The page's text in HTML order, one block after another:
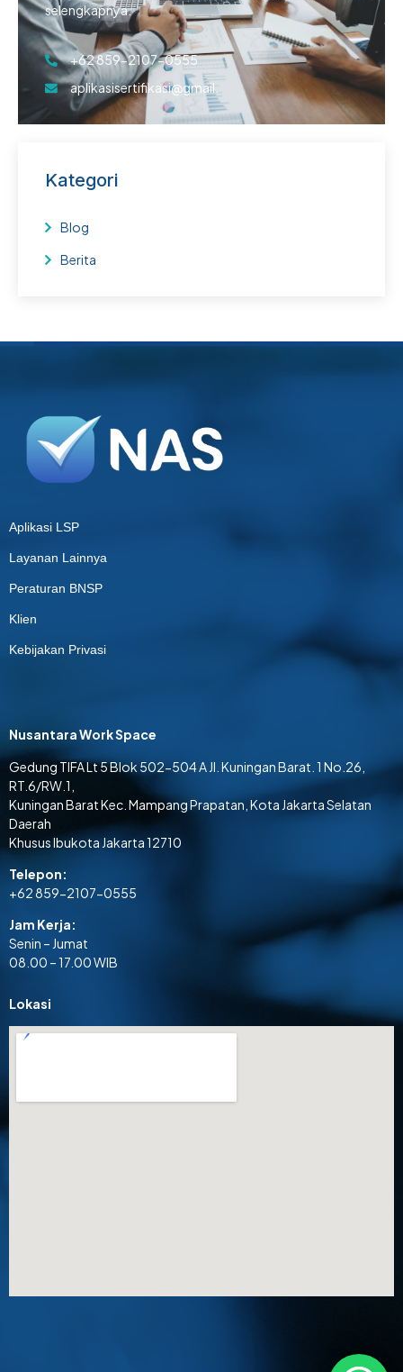
selengkapnya.
+62 859-2107-0555
aplikasisertifikasi@gmail.
Kategori
Blog
Berita
Aplikasi LSP
Layanan Lainnya
Peraturan BNSP
Klien
Kebijakan Privasi
Nusantara Work Space
Gedung TIFA Lt 5 Blok 502-504 A Jl. Kuningan Barat. 1 No.26,
RT.6/RW.1,
Kuningan Barat Kec. Mampang Prapatan, Kota Jakarta Selatan
Daerah
Khusus Ibukota Jakarta 12710
Telepon:
+62 859-2107-0555
Jam Kerja:
Senin – Jumat
08.00 – 17.00 WIB
Lokasi